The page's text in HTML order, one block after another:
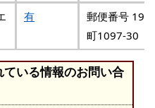
有
郵便番号
町1097-30
いる情報のお問い合